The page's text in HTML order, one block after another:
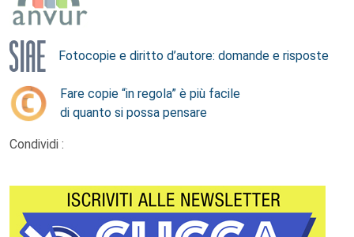
Fotocopie e diritto d’autore: domande e risposte
Fare copie “in regola” è più facile
di quanto si possa pensare
Condividi :